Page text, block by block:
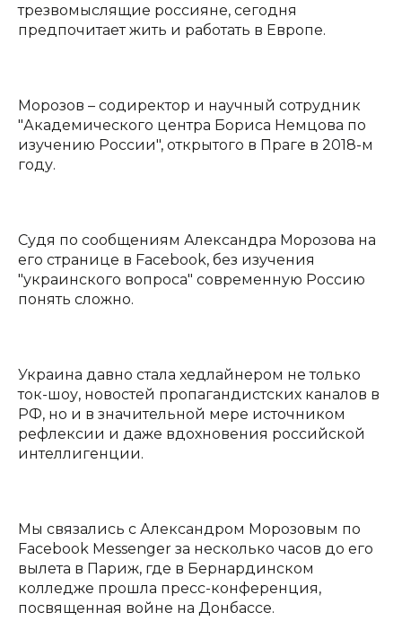
трезвомыслящие россияне, сегодня
предпочитает жить и работать в Европе.
Морозов – содиректор и научный сотрудник
"Академического центра Бориса Немцова по
изучению России", открытого в Праге в 2018-м
году.
Судя по сообщениям Александра Морозова на
его странице в Facebook, без изучения
"украинского вопроса" современную Россию
понять сложно.
Украина давно стала хедлайнером не только
ток-шоу, новостей пропагандистских каналов в
РФ, но и в значительной мере источником
рефлексии и даже вдохновения российской
интеллигенции.
Мы связались с Александром Морозовым по
Facebook Messenger за несколько часов до его
вылета в Париж, где в Бернардинском
колледже прошла пресс-конференция,
посвященная войне на Донбассе.